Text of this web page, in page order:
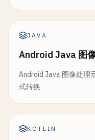
JAVA
Android Java 图
Android Java 图像处理
式转换
KOTLIN